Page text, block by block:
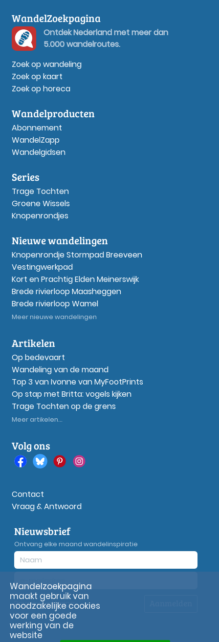
WandelZoekpagina
Ontdek Nederland met meer dan
5.000 wandelroutes.
Zoek op wandeling
Zoek op kaart
Zoek op horeca
Wandelproducten
Abonnement
WandelZapp
Wandelgidsen
Series
Trage Tochten
Groene Wissels
Knopenrondjes
Nieuwe wandelingen
Knopenrondje Stormpad Breeveen
Vestingwerkpad
Kort en Prachtig Elden Meinerswijk
Brede rivierloop Maasheggen
Brede rivierloop Wamel
Meer nieuwe wandelingen
Artikelen
Op bedevaart
Wandeling van de maand
Top 3 van Ivonne van MyFootPrints
Op stap met Britta: vogels kijken
Trage Tochten op de grens
Meer artikelen...
Volg ons
Contact
Vraag & Antwoord
Nieuwsbrief
Ontvang elke maand wandelinspiratie
Privacyverklaring
Wandelzoekpagina
maakt gebruik van
noodzakelijke cookies
voor een goede
werking van de
website